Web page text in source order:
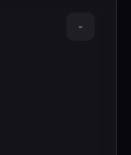
-